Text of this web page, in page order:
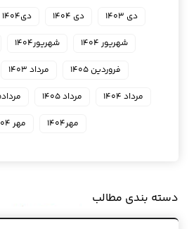
دی ۱۴۰۳ دی ۱۴۰۴ دی۱۴۰۴
شهریور ۱۴۰۴
شهریور۱۴۰۴
فروردین ۱۴۰۵
مرداد ۱۴۰۳
مرداد ۱۴۰۴
مرداد ۱۴۰۵ مرداد۱۴۰۵
مهر۱۴۰۴
مهر ۱۴۰۴
دسته بندی مطالب